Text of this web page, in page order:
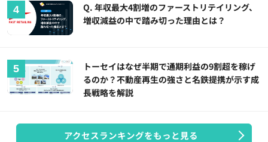
Q. 年収最大4割増のファーストリテイリング、
増収減益の中で踏み切った理由とは？
トーセイはなぜ半期で通期利益の9割超を稼げ
るのか？不動産再生の強さと名鉄提携が示す成
長戦略を解説
アクセスランキングをもっと見る